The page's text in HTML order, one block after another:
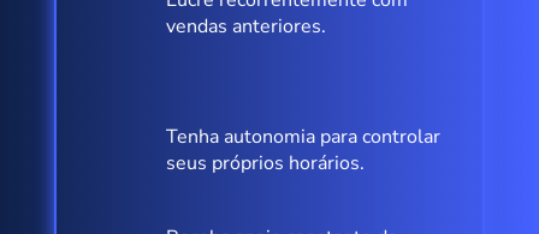
vendas anteriores.
Tenha autonomia para controlar
seus próprios horários.